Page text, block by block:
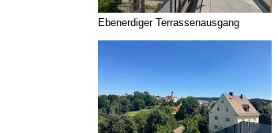
Ebenerdiger Terrassenausgang